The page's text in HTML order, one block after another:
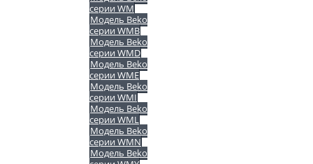
серии WM
Модель Beko
серии WMB
Модель Beko
серии WMD
Модель Beko
серии WME
Модель Beko
серии WMI
Модель Beko
серии WML
Модель Beko
серии WMN
Модель Beko